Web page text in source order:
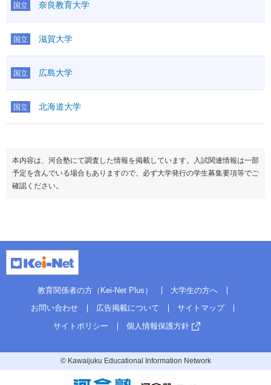
国立 奈良教育大学
国立 滋賀大学
国立 広島大学
国立 北海道大学
本内容は、河合塾にて調査した情報を掲載しています。入試関連情報は一部
予定を含んでいる場合もありますので、必ず大学発行の学生募集要項等でご
確認ください。
教育関係者の方（Kei-Net Plus）
大学生の方へ
お問い合わせ
広告掲載について
サイトマップ
サイトポリシー
個人情報保護方針
© Kawaijuku Educational Information Network